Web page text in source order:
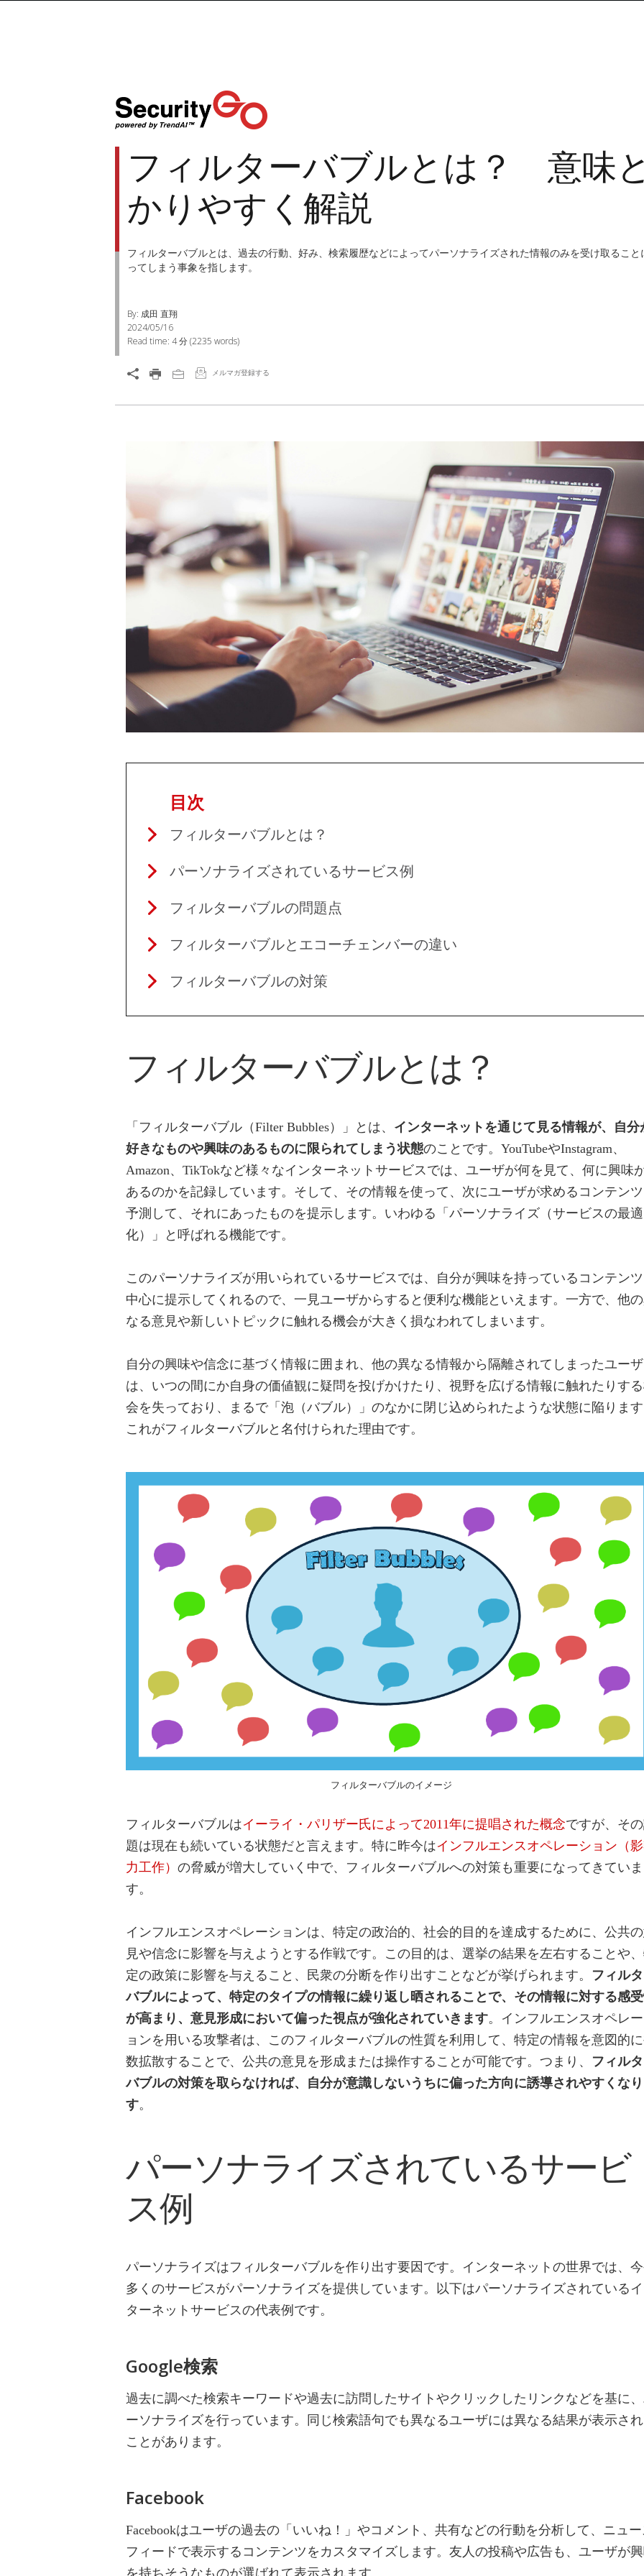
フィルターバブルとは？ 意味
かりやすく解説
フィルターバブルとは、過去の行動、好み、検索履歴などによってパーソナライズされた情報のみを受け取るこ
ってしまう事象を指します。
By: 成田 直翔
2024/05/16
Read time: 4 分(2235 words)
メルマガ登録する
目次
フィルターバブルとは？
パーソナライズされているサービス例
フィルターバブルの問題点
フィルターバブルとエコーチェンバーの違い
フィルターバブルの対策
フィルターバブルとは？
「フィルターバブル（Filter Bubbles）」とは、 インターネットを通じて見る情報が、自分
好きなものや興味のあるものに限られてしまう状態のことです。YouTubeやInstagram、
Amazon、TikTokなど様々なインターネットサービスでは、ユーザが何を見て、何に興味
あるのかを記録しています。そして、その情報を使って、次にユーザが求めるコンテン
予測して、それにあったものを提示します。いわゆる「パーソナライズ（サービスの最適
化）」と呼ばれる機能です。
このパーソナライズが用いられているサービスでは、自分が興味を持っているコンテン
中心に提示してくれるので、一見ユーザからすると便利な機能といえます。一方で、他
なる意見や新しいトピックに触れる機会が大きく損なわれてしまいます。
自分の興味や信念に基づく情報に囲まれ、他の異なる情報から隔離されてしまったユーザ
は、いつの間にか自身の価値観に疑問を投げかけたり、視野を広げる情報に触れたりす
会を失っており、まるで「泡（バブル）」のなかに閉じ込められたような状態に陥ります
これがフィルターバブルと名付けられた理由です。
フィルターバブルのイメージ
フィルターバブルはイーライ・パリザー氏によって2011年に提唱された概念ですが、そ
題は現在も続いている状態だと言えます。特に昨今はインフルエンスオペレーション（
力工作） の脅威が増大していく中で、フィルターバブルへの対策も重要になってきていま
す。
インフルエンスオペレーションは、特定の政治的、社会的目的を達成するために、公共
見や信念に影響を与えようとする作戦です。この目的は、選挙の結果を左右することや
定の政策に影響を与えること、民衆の分断を作り出すことなどが挙げられます。 フィル
バブルによって、特定のタイプの情報に繰り返し晒されることで、その情報に対する感
が高まり、意見形成において偏った視点が強化されていきます。インフルエンスオペレ
ョンを用いる攻撃者は、このフィルターバブルの性質を利用して、特定の情報を意図的
数拡散することで、公共の意見を形成または操作することが可能です。つまり、 フィル
バブルの対策を取らなければ、自分が意識しないうちに偏った方向に誘導されやすくなり
す。
パーソナライズされているサービ
ス例
パーソナライズはフィルターバブルを作り出す要因です。インターネットの世界では、
多くのサービスがパーソナライズを提供しています。以下はパーソナライズされている
ターネットサービスの代表例です。
Google検索
過去に調べた検索キーワードや過去に訪問したサイトやクリックしたリンクなどを基に
ーソナライズを行っています。同じ検索語句でも異なるユーザには異なる結果が表示さ
ことがあります。
Facebook
Facebookはユーザの過去の「いいね！」やコメント、共有などの行動を分析して、ニュー
フィードで表示するコンテンツをカスタマイズします。友人の投稿や広告も、ユーザが